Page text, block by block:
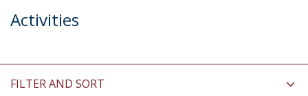
Activities
FILTER AND SORT